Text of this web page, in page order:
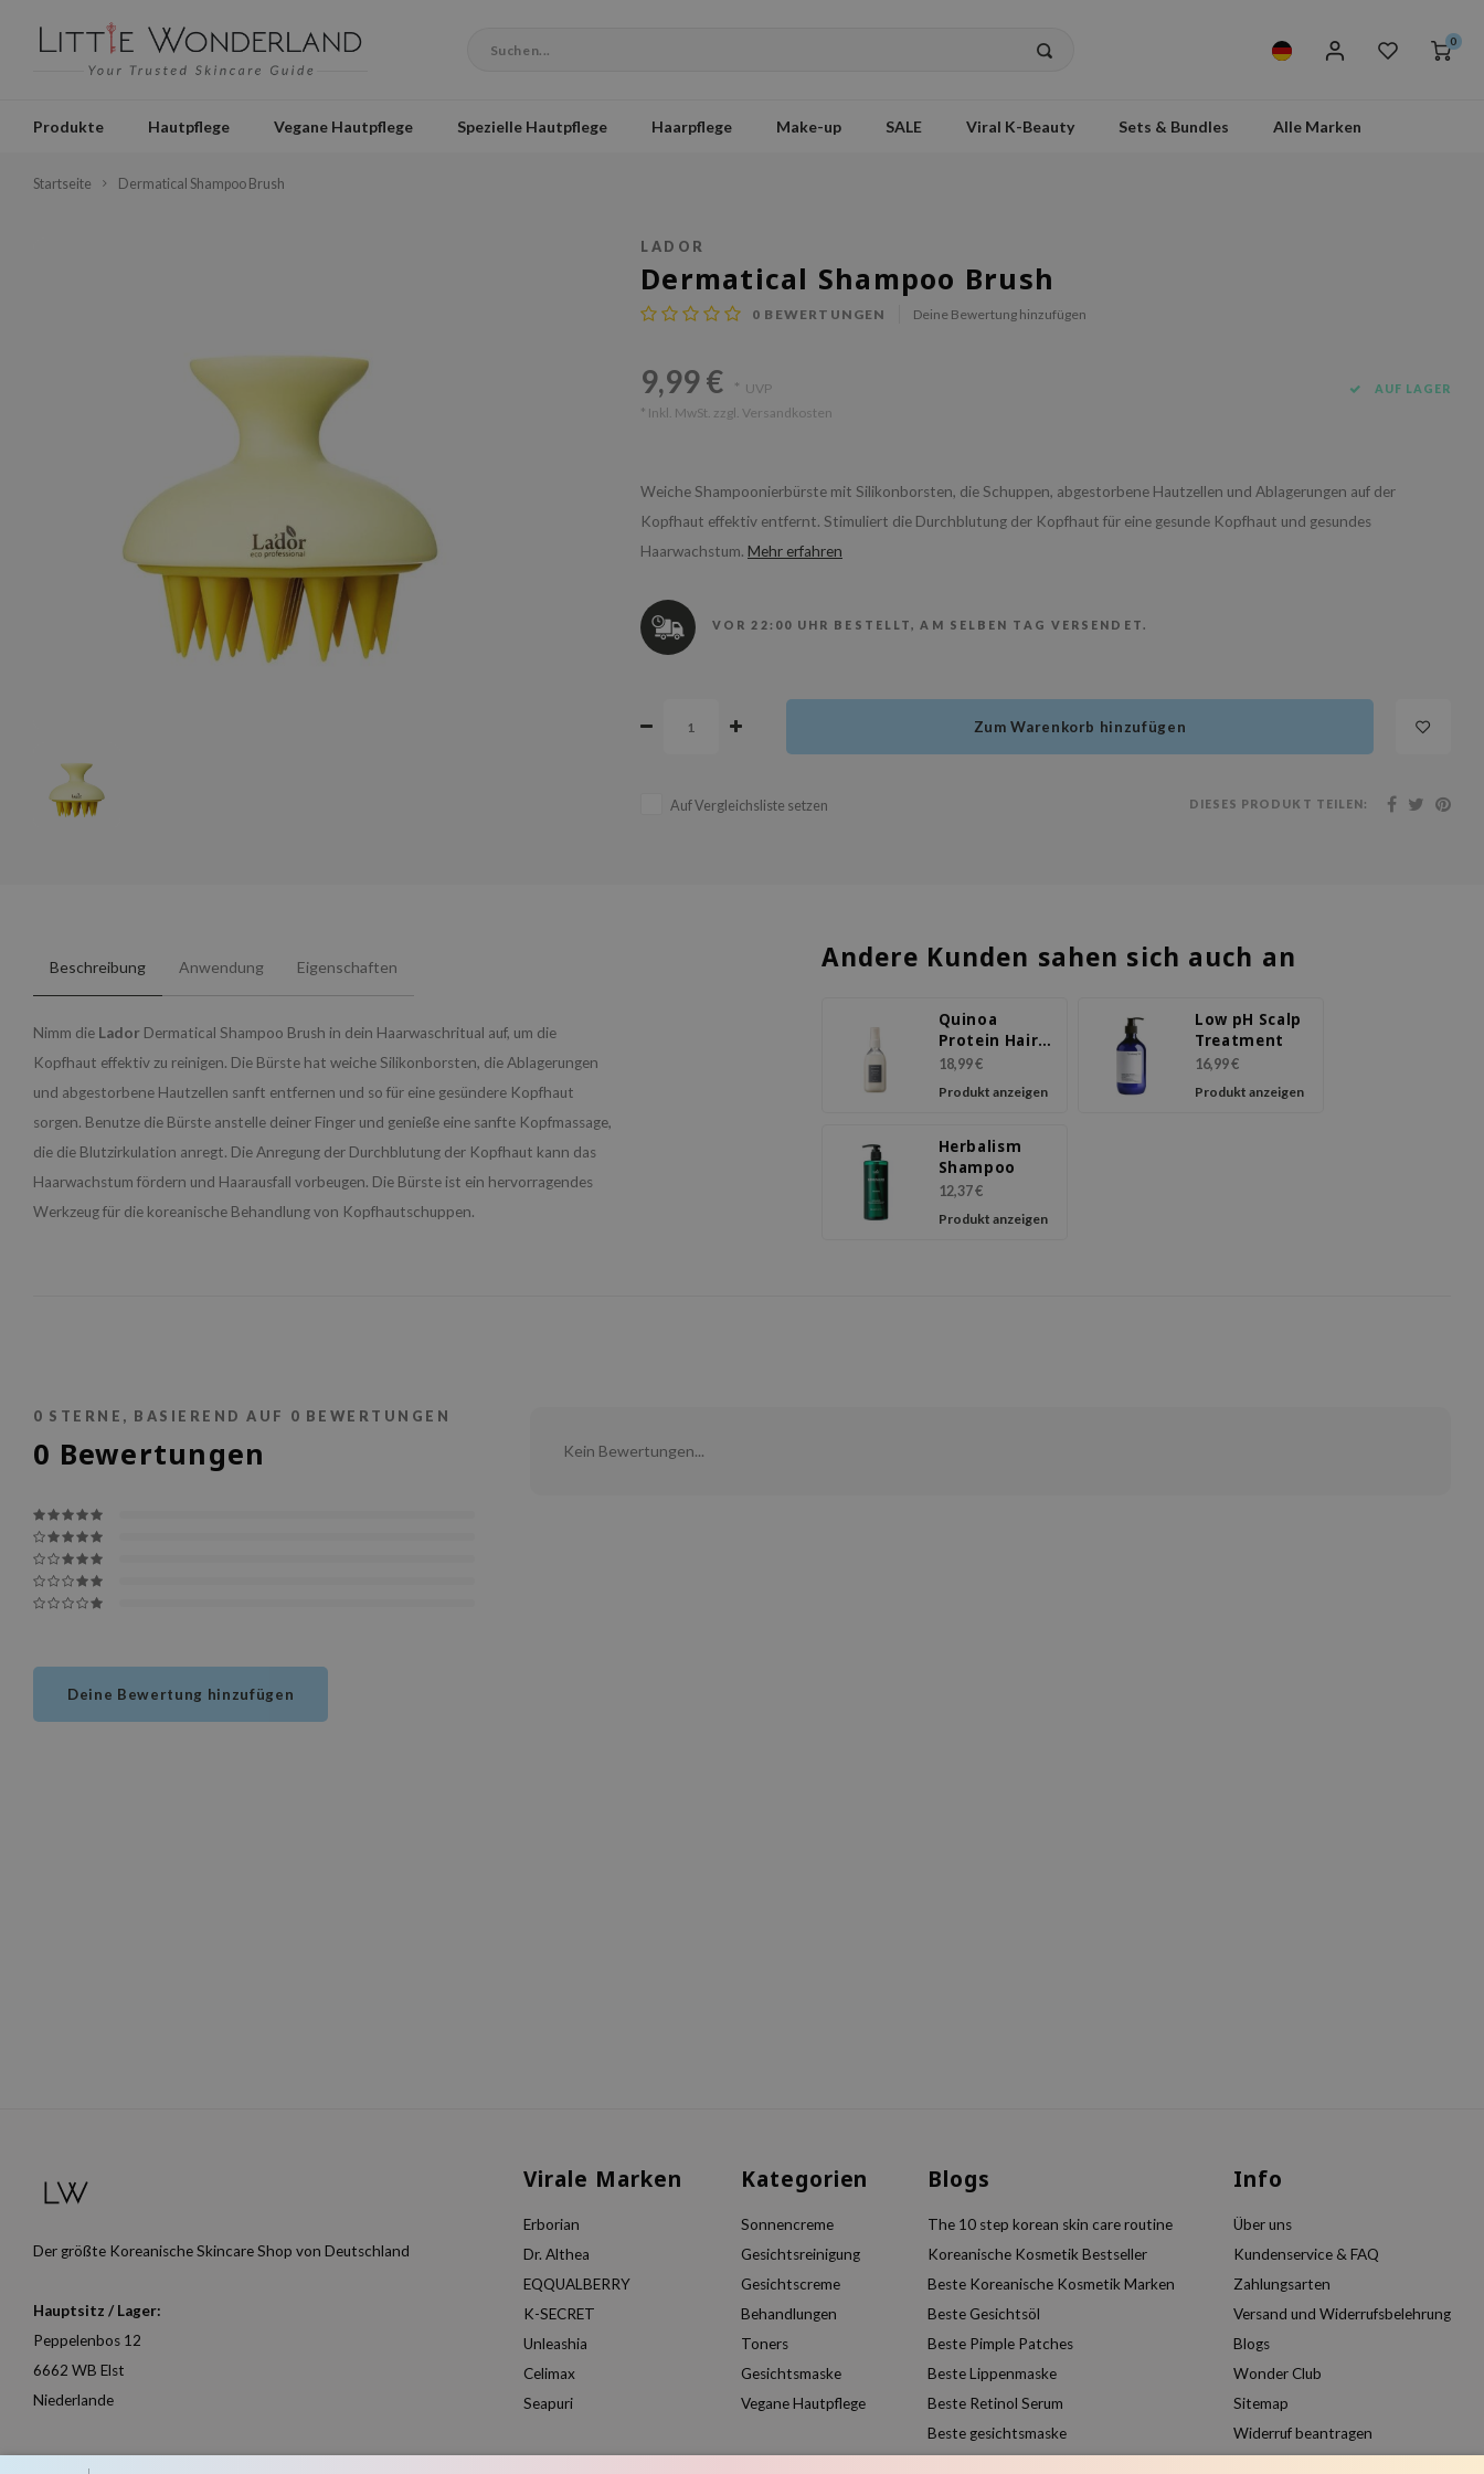
0
Produkte Hautpflege Vegane Hautpflege Spezielle Hautpflege Haarpflege Make-up SALE Viral K-Beauty Sets & Bundles Alle Marken
Startseite Dermatical Shampoo Brush
LADOR
Dermatical Shampoo Brush
0 BEWERTUNGEN Deine Bewertung hinzufügen
9,99 € * UVP
* Inkl. MwSt. zzgl. Versandkosten
AUF LAGER
Weiche Shampoonierbürste mit Silikonborsten, die Schuppen, abgestorbene Hautzellen und Ablagerungen auf der
Kopfhaut effektiv entfernt. Stimuliert die Durchblutung der Kopfhaut für eine gesunde Kopfhaut und gesundes
Haarwachstum. Mehr erfahren
VOR 22:00 UHR BESTELLT, AM SELBEN TAG VERSENDET.
Zum Warenkorb hinzufügen
Auf Vergleichsliste setzen DIESES PRODUKT TEILEN:
Beschreibung Anwendung Eigenschaften
Nimm die Lador Dermatical Shampoo Brush in dein Haarwaschritual auf, um die
Kopfhaut effektiv zu reinigen. Die Bürste hat weiche Silikonborsten, die Ablagerungen
und abgestorbene Hautzellen sanft entfernen und so für eine gesündere Kopfhaut
sorgen. Benutze die Bürste anstelle deiner Finger und genieße eine sanfte Kopfmassage,
die die Blutzirkulation anregt. Die Anregung der Durchblutung der Kopfhaut kann das
Haarwachstum fördern und Haarausfall vorbeugen. Die Bürste ist ein hervorragendes
Werkzeug für die koreanische Behandlung von Kopfhautschuppen.
Andere Kunden sahen sich auch an
Quinoa
Protein Hair
Ampoule
18,99 €
Produkt anzeigen
Low pH Scalp
Treatment
16,99 €
Produkt anzeigen
Herbalism
Shampoo
12,37 €
Produkt anzeigen
0 STERNE, BASIEREND AUF 0 BEWERTUNGEN
0 Bewertungen
Deine Bewertung hinzufügen
Kein Bewertungen...
Der größte Koreanische Skincare Shop von Deutschland
Hauptsitz / Lager:
Peppelenbos 12
6662 WB Elst
Niederlande
Virale Marken
Erborian
Dr. Althea
EQQUALBERRY
K-SECRET
Unleashia
Celimax
Seapuri
Kategorien
Sonnencreme
Gesichtsreinigung
Gesichtscreme
Behandlungen
Toners
Gesichtsmaske
Vegane Hautpflege
Blogs
The 10 step korean skin care routine
Koreanische Kosmetik Bestseller
Beste Koreanische Kosmetik Marken
Beste Gesichtsöl
Beste Pimple Patches
Beste Lippenmaske
Beste Retinol Serum
Beste gesichtsmaske
Info
Über uns
Kundenservice & FAQ
Zahlungsarten
Versand und Widerrufsbelehrung
Blogs
Wonder Club
Sitemap
Widerruf beantragen